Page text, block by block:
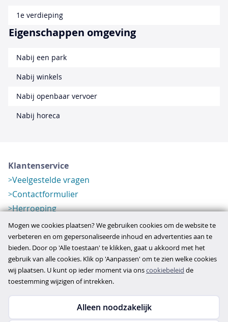
1e verdieping
Eigenschappen omgeving
Nabij een park
Nabij winkels
Nabij openbaar vervoer
Nabij horeca
Klantenservice
Veelgestelde vragen
Contactformulier
Herroeping
Over ons
Bedrijfsgegevens
Werkwijze
Overzichten
Verlopen aanbod
Copyright © 2026
Mogen we cookies plaatsen? We gebruiken cookies om de website te
verbeteren en om gepersonaliseerde inhoud en advertenties aan te
bieden. Door op 'Alle toestaan' te klikken, gaat u akkoord met het
gebruik van alle cookies. Klik op 'Aanpassen' om te zien welke cookies
wij plaatsen. U kunt op ieder moment via onscookiebeleid de
toestemming wijzigen of intrekken.
Alleen noodzakelijk